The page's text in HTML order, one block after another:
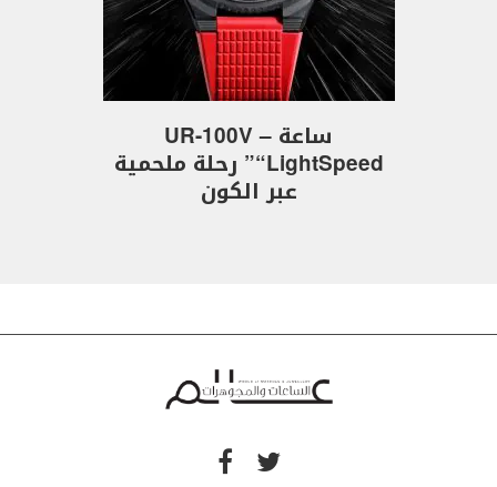
ساعة UR-100V –
“LightSpeed” رحلة ملحمية
عبر الكون